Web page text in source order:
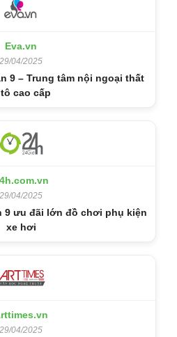
Eva.vn
29/04/2025
9 – Trung tâm nội ngoại thất
cao cấp
29/04/2025
9 ưu đãi lớn đồ chơi phụ kiện
xe hơi
29/04/2025